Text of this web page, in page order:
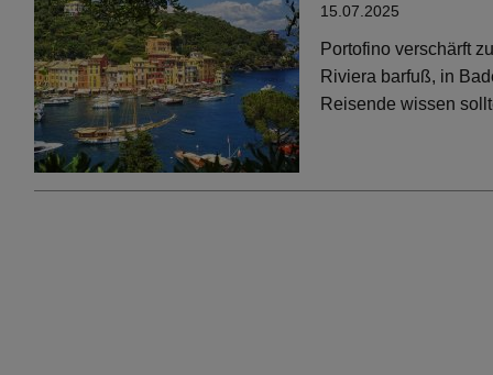
15.07.2025
Portofino verschärft
Riviera barfuß, in
Reisende wissen